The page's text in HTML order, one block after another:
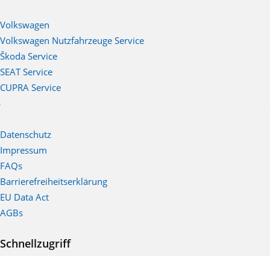
Volkswagen
Volkswagen Nutzfahrzeuge Service
Škoda Service
SEAT Service
CUPRA Service
Datenschutz
Impressum
FAQs
Barrierefreiheitserklärung
EU Data Act
AGBs
Schnellzugriff